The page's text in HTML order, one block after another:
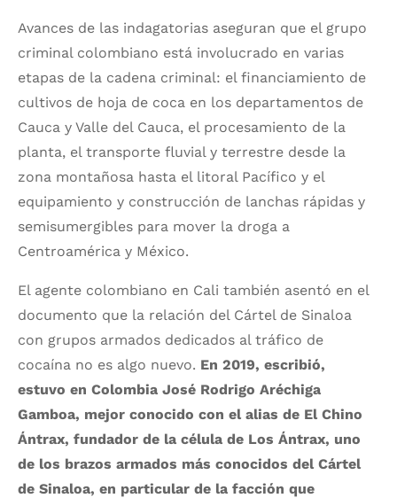
Avances de las indagatorias aseguran que el grupo
criminal colombiano está involucrado en varias
etapas de la cadena criminal: el financiamiento de
cultivos de hoja de coca en los departamentos de
Cauca y Valle del Cauca, el procesamiento de la
planta, el transporte fluvial y terrestre desde la
zona montañosa hasta el litoral Pacífico y el
equipamiento y construcción de lanchas rápidas y
semisumergibles para mover la droga a
Centroamérica y México.
El agente colombiano en Cali también asentó en el
documento que la relación del Cártel de Sinaloa
con grupos armados dedicados al tráfico de
cocaína no es algo nuevo. En 2019, escribió,
estuvo en Colombia José Rodrigo Aréchiga
Gamboa, mejor conocido con el alias de El Chino
Ántrax, fundador de la célula de Los Ántrax, uno
de los brazos armados más conocidos del Cártel
de Sinaloa, en particular de la facción que